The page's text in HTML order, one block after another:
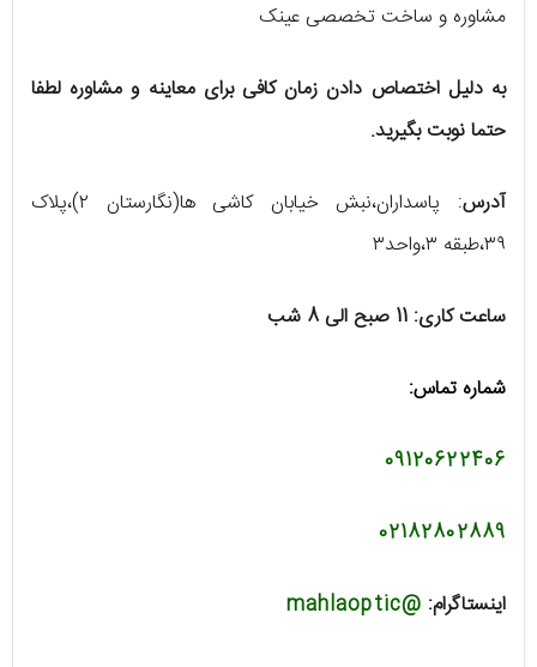
مشاوره و ساخت تخصصی عینک
به دلیل اختصاص دادن زمان کافی برای معاینه و مشاوره لطفا
حتما نوبت بگیرید.
آدرس
: پاسداران،نبش خیابان کاشی ها(نگارستان ۲)،پلاک
۳۹،طبقه ۳،واحد۳
ساعت کاری: 11 صبح الی 8 شب
شماره تماس:
09120622406
02182802889
اینستاگرام: @mahlaoptic